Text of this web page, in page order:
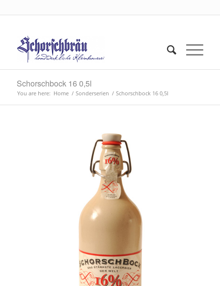
Schorschbock 16 0,5l
You are here: Home / Sonderserien / Schorschbock 16 0,5l